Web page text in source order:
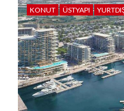
KONUT ÜSTYAPI